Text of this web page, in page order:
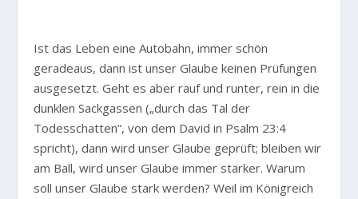
Ist das Leben eine Autobahn, immer schön
geradeaus, dann ist unser Glaube keinen Prüfungen
ausgesetzt. Geht es aber rauf und runter, rein in die
dunklen Sackgassen („durch das Tal der
Todesschatten“, von dem David in Psalm 23:4
spricht), dann wird unser Glaube geprüft; bleiben wir
am Ball, wird unser Glaube immer stärker. Warum
soll unser Glaube stark werden? Weil im Königreich